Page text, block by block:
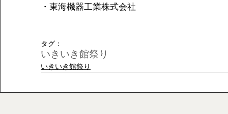
・東海機器工業株式会社
タグ：
いきいき館祭り
いきいき館祭り